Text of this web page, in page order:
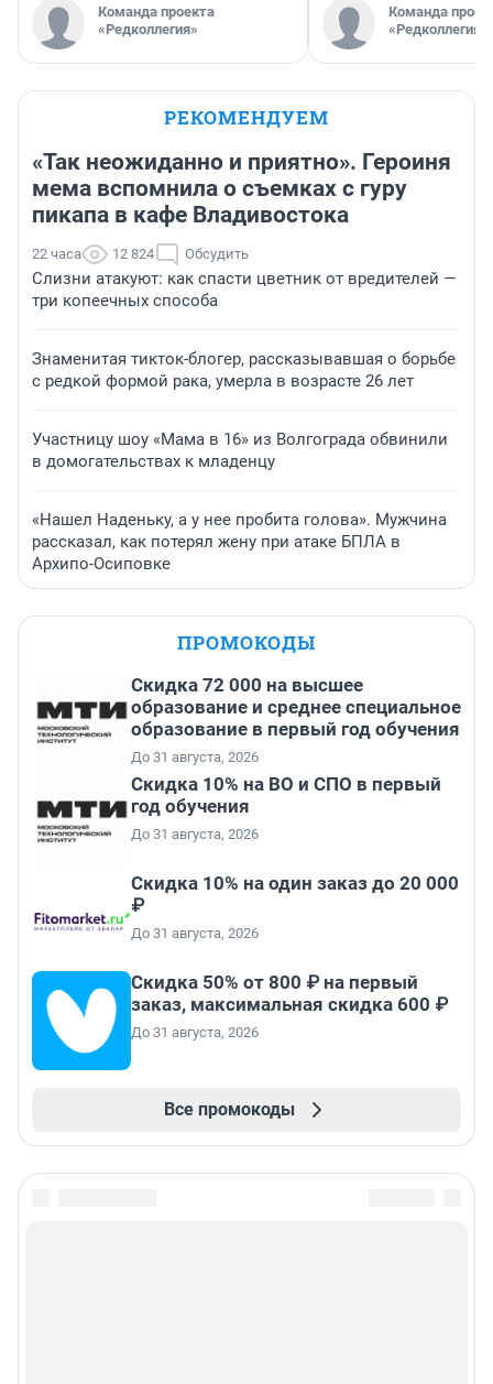
Команда проекта
«Редколлегия»
Команда
«Редколлегия»
РЕКОМЕНДУЕМ
«Так неожиданно и приятно». Героиня
мема вспомнила о съемках с гуру
пикапа в кафе Владивостока
22 часа 12 824 Обсудить
Слизни атакуют: как спасти цветник от вредителей —
три копеечных способа
Знаменитая тикток-блогер, рассказывавшая о борьбе
с редкой формой рака, умерла в возрасте 26 лет
Участницу шоу «Мама в 16» из Волгограда обвинили
в домогательствах к младенцу
«Нашел Наденьку, а у нее пробита голова». Мужчина
рассказал, как потерял жену при атаке БПЛА в
Архипо-Осиповке
ПРОМОКОДЫ
Скидка 72 000 на высшее
образование и среднее специальное
образование в первый год обучения
До 31 августа, 2026
Скидка 10% на ВО и СПО в первый
год обучения
До 31 августа, 2026
Скидка 10% на один заказ до 20 000
₽
До 31 августа, 2026
Скидка 50% от 800 ₽ на первый
заказ, максимальная скидка 600 ₽
До 31 августа, 2026
Все промокоды